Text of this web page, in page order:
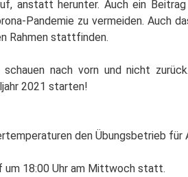
anstatt herunter. Auch ein
Pandemie zu vermeiden. Auch
Rahmen stattfinden.
nach vorn und nicht
2021 starten!
den Übungsbetrieb für
18:00 Uhr am Mittwoch statt.